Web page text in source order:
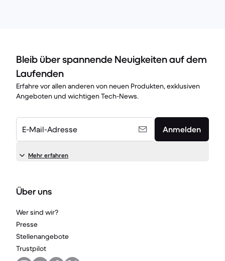
Bleib über spannende Neuigkeiten auf dem
Laufenden
Erfahre vor allen anderen von neuen Produkten, exklusiven
Angeboten und wichtigen Tech-News.
E-Mail-Adresse Anmelden
Mehr erfahren
Über uns
Wer sind wir?
Presse
Stellenangebote
Trustpilot